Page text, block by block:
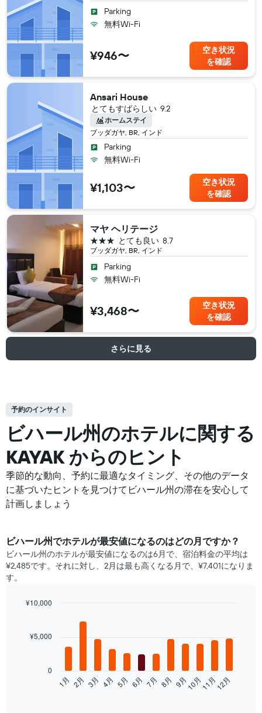
Parking
無料Wi-Fi
¥946〜
空き状況
を確認
Ansari House
ブッダガヤ, BR, インド
9.2
とてもすばらしい
ホームステイ
Parking
無料Wi-Fi
¥1,103〜
空き状況
を確認
マヤ ヘリテージ
ブッダガヤ, BR, インド
8.7
とても良い
3つ星
Parking
無料Wi-Fi
¥3,468〜
空き状況
を確認
さらに見る
予約のインサイト
ビハール州の​ホテルに関する
KAYAK からのヒント
季節的な動向、予約に最適なタイミング、その他のデータ
に基づいたヒントを見つけてビハール州の滞在を安心して
計画しましょう
ビハール州​で​ホテル​が最安値になるのはどの月ですか？
ビハール州のホテルが最安値になるのは6月で、宿泊料金の平均は
¥2,485です。それに対し、2月は最も高くなる月で、¥7,401になりま
す。
with
1月 2月 3月 4月 5月 6月 7月 8月 9月10月11月12月
0
¥5,000
¥10,000